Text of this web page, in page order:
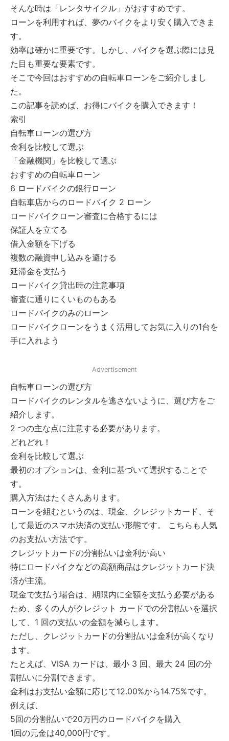
そんな時は「レンタサイクル」がおすすめです。
ローンを利用すれば、夢のバイクをより安く購入できま
す。
効率は確かに重要です。しかし、バイクを選ぶ際には見
た目も重要な要素です。
そこで今回はおすすめの自転車ローンをご紹介しまし
た。
この記事を読めば、お得にバイクを購入できます！
索引
自転車ローンの選び方
金利を比較して選ぶ
「金融機関」を比較して選ぶ
おすすめの自転車ローン
6 ロードバイクの銀行ローン
自転車店からのロードバイク 2 ローン
ロードバイクローン審査に合格するには
保証人を立てる
借入金額を下げる
複数の融資申し込みを避ける
延滞金を支払う
ロードバイク貸出時の注意事項
審査に通りにくいものもある
ロードバイクのみのローン
ロードバイクローンをうまく活用してお気に入りの1台を
手に入れよう
Advertisement
自転車ローンの選び方
ロードバイクのレンタルを逃さないように、選び方をご
紹介します。
2 つの主な点に注意する必要があります。
どれどれ！
金利を比較して選ぶ
最初のオプションは、金利に基づいて選択することで
す。
購入方法はたくさんあります。
ローンを組むというのは、現金、クレジットカード、そ
して最近のスマホ決済の支払い形態です。 こちらも人気
のお支払い方法です。
クレジットカードの分割払いは金利が高い
特にロードバイクなどの高額商品はクレジットカード決
済が主流。
現金で支払う場合は、期限内に全額を支払う必要がある
ため、多くの人がクレジット カードでの分割払いを選択
して、1 回の支払いの金額を減らします。
ただし、クレジットカードの分割払いは金利が高くなり
ます。
たとえば、VISA カードは、最小 3 回、最大 24 回の分
割払いに分割できます。
金利はお支払い金額に応じて12.00%から14.75%です。
例えば、
5回の分割払いで20万円のロードバイクを購入
1回の元金は40,000円です。